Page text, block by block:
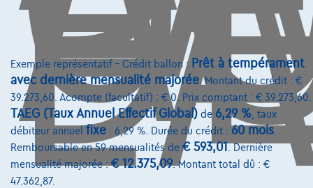
5100 Namur, Automaz24
Comparer
Voir le véhicule
Exemple représentatif – Crédit ballon : Prêt à tempérament
avec dernière mensualité majorée. Montant du crédit : €
39.273,60. Acompte (facultatif) : € 0. Prix comptant : € 39.273,60.
TAEG (Taux Annuel Effectif Global) de 6,29 % , taux
débiteur annuel fixe : 6,29 %. Durée du crédit : 60 mois
Remboursable en 59 mensualités de € 593,01 . Dernière
mensualité majorée :€ 12.375,09. Montant total dû : €
47.362,87.